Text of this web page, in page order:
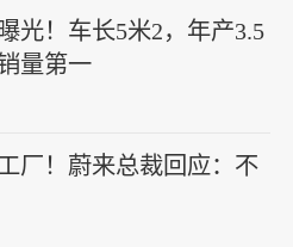
光！车长5米2，年产3.5
量第一
厂！蔚来总裁回应：不